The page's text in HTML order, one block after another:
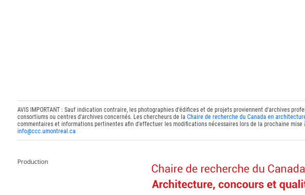
AVIS IMPORTANT : Sauf indication contraire, les photographies d'édifices et de projets proviennent d'archives
consortiums ou centres d'archives concernés. Les chercheurs de la Chaire de recherche du Canada en
commentaires et informations pertinentes afin d'effectuer les modifications nécessaires lors de la prochaine mise
info@ccc.umontreal.ca
Production